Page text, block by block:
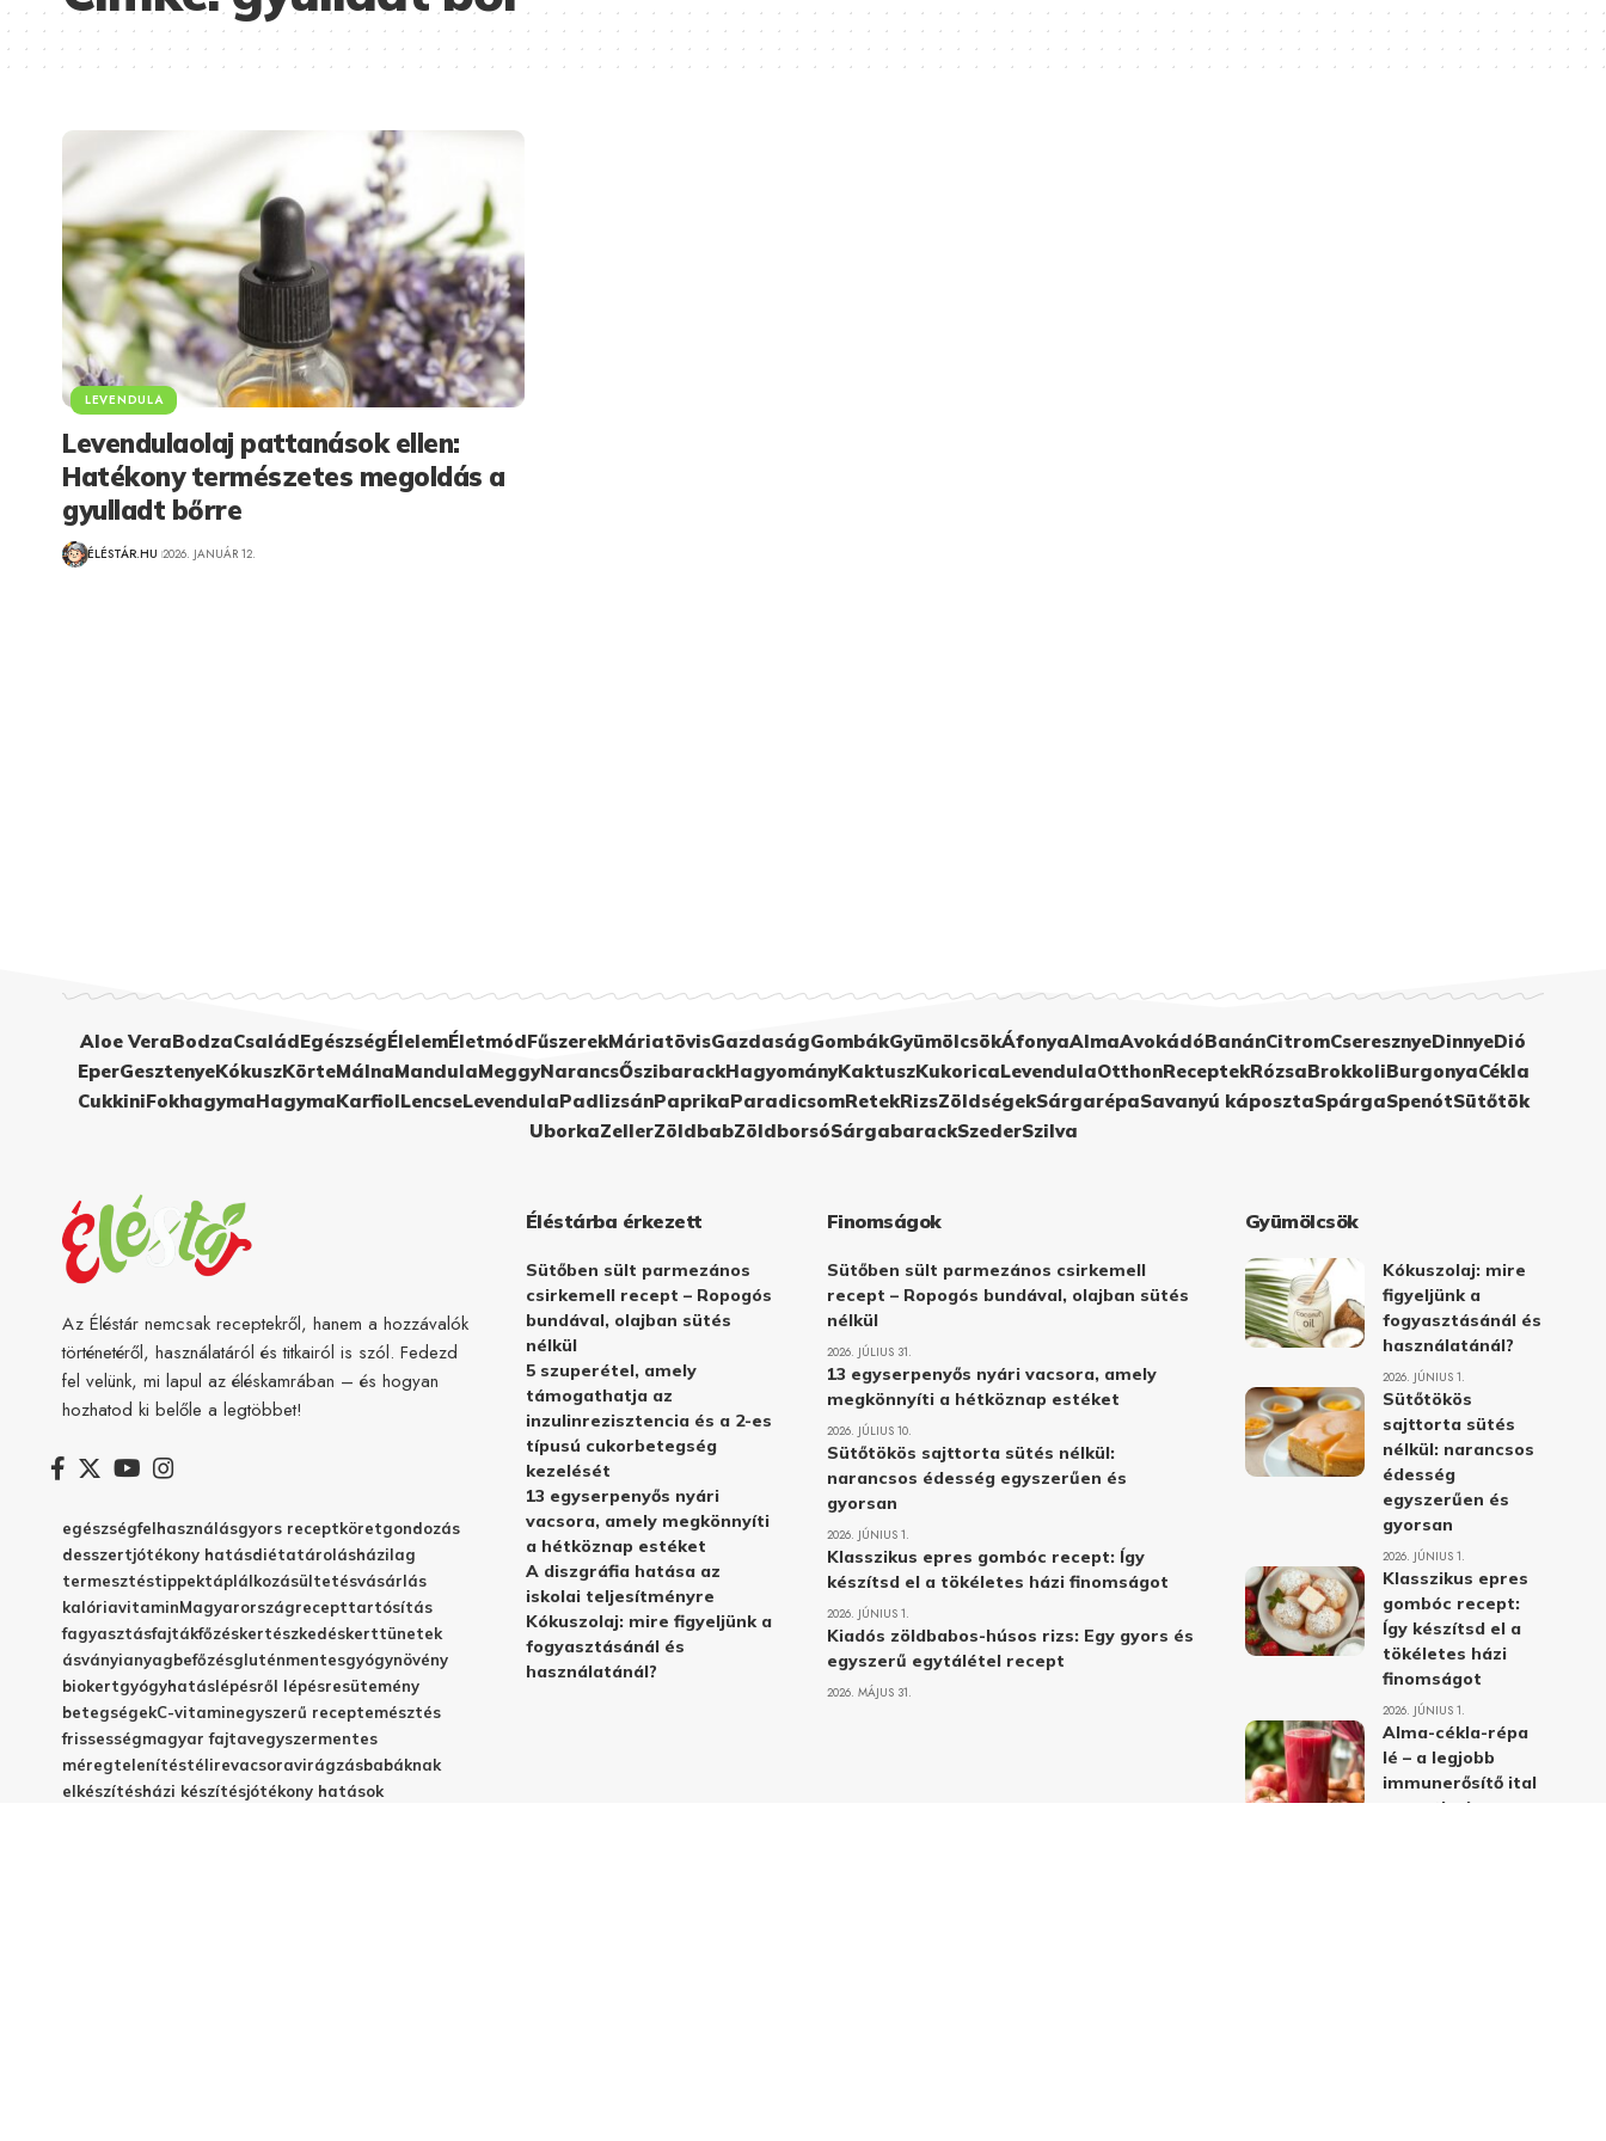
LEVENDULA
Levendulaolaj pattanások ellen:
Hatékony természetes megoldás a
gyulladt bőrre
ÉLÉSTÁR.HU 2026. JANUÁR 12.
Aloe VeraBodzaCsaládEgészségÉlelemÉletmódFűszerekMáriatövisGazdaságGombákGyümölcsökÁfonyaAlmaAvokádóBanánCitromCseresznyeDinnyeDió
EperGesztenyeKókuszKörteMálnaMandulaMeggyNarancsŐszibarackHagyományKaktuszKukoricaLevendulaOtthonReceptekRózsaBrokkoliBurgonyaCékla
CukkiniFokhagymaHagymaKarfiolLencseLevendulaPadlizsánPaprikaParadicsomRetekRizsZöldségekSárgarépaSavanyú káposztaSpárgaSpenótSütőtök
UborkaZellerZöldbabZöldborsóSárgabarackSzederSzilva
Az Éléstár nemcsak receptekről, hanem a hozzávalók
történetéről, használatáról és titkairól is szól. Fedezd
fel velünk, mi lapul az éléskamrában – és hogyan
hozhatod ki belőle a legtöbbet!
egészségfelhasználásgyors receptköretgondozás
desszertjótékony hatásdiétatárolásházilag
termesztéstippektáplálkozásültetésvásárlás
kalóriavitaminMagyarországrecepttartósítás
fagyasztásfajtákfőzéskertészkedéskerttünetek
ásványianyagbefőzésgluténmentesgyógynövény
biokertgyógyhatáslépésről lépésresütemény
betegségekC-vitaminegyszerű receptemésztés
frissességmagyar fajtavegyszermentes
méregtelenítéstélirevacsoravirágzásbabáknak
elkészítésházi készítésjótékony hatások
Éléstárba érkezett
Sütőben sült parmezános
csirkemell recept – Ropogós
bundával, olajban sütés
nélkül
5 szuperétel, amely
támogathatja az
inzulinrezisztencia és a 2-es
típusú cukorbetegség
kezelését
13 egyserpenyős nyári
vacsora, amely megkönnyíti
a hétköznap estéket
A diszgráfia hatása az
iskolai teljesítményre
Kókuszolaj: mire figyeljünk a
fogyasztásánál és
használatánál?
Finomságok
Sütőben sült parmezános csirkemell
recept – Ropogós bundával, olajban sütés
nélkül
2026. JÚLIUS 31.
13 egyserpenyős nyári vacsora, amely
megkönnyíti a hétköznap estéket
2026. JÚLIUS 10.
Sütőtökös sajttorta sütés nélkül:
narancsos édesség egyszerűen és
gyorsan
2026. JÚNIUS 1.
Klasszikus epres gombóc recept: Így
készítsd el a tökéletes házi finomságot
2026. JÚNIUS 1.
Kiadós zöldbabos-húsos rizs: Egy gyors és
egyszerű egytálétel recept
2026. MÁJUS 31.
Gyümölcsök
Kókuszolaj: mire
figyeljünk a
fogyasztásánál és
használatánál?
2026. JÚNIUS 1.
Sütőtökös
sajttorta sütés
nélkül: narancsos
édesség
egyszerűen és
gyorsan
2026. JÚNIUS 1.
Klasszikus epres
gombóc recept:
Így készítsd el a
tökéletes házi
finomságot
2026. JÚNIUS 1.
Alma-cékla-répa
lé – a legjobb
immunerősítő ital
receptje és